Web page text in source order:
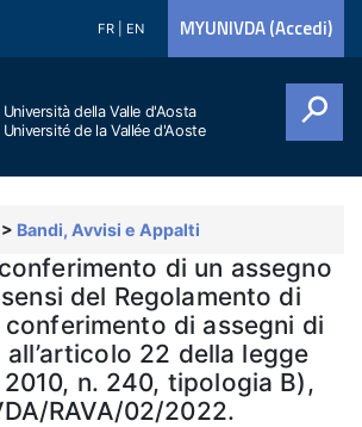
FR EN MYUNIVDA (Accedi)
Università della Valle d'Aosta
Université de la Vallée d'Aoste
> Bandi, Avvisi e Appalti
di un assegno
del Regolamento di
di assegni di
22 della legge
n. 240, tipologia B),
RAVA/02/2022.